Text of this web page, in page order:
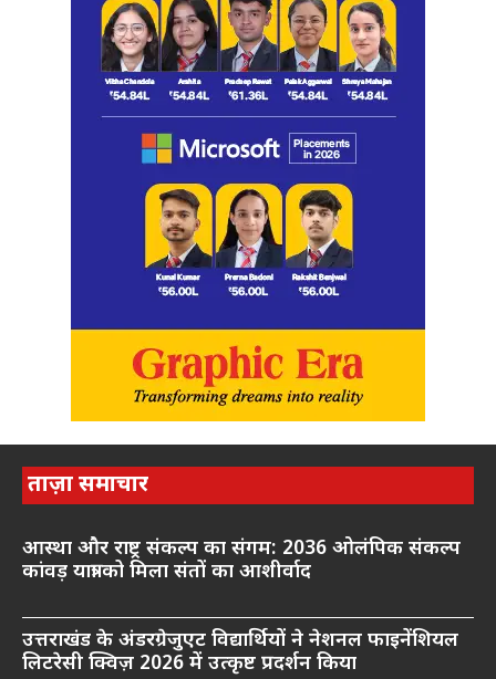
ताज़ा समाचार
आस्था और राष्ट्र संकल्प का संगम: 2036 ओलंपिक संकल्प
कांवड़ यात्रा को मिला संतों का आशीर्वाद
उत्तराखंड के अंडरग्रेजुएट विद्यार्थियों ने नेशनल फाइनेंशियल
लिटरेसी क्विज़ 2026 में उत्कृष्ट प्रदर्शन किया